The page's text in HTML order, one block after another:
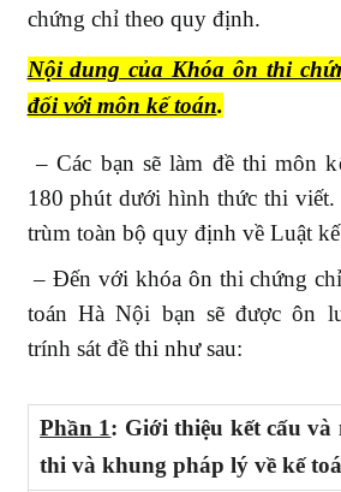
chứng chỉ theo quy định.
Nội dung của Khóa ôn thi
đối với môn kế toán.
– Các bạn sẽ làm đề thi môn
180 phút dưới hình thức thi viết.
trùm toàn bộ quy định về Luật
– Đến với khóa ôn thi chứng
toán Hà Nội bạn sẽ được ôn
trính sát đề thi như sau:
Phần 1: Giới thiệu kết cấu và
thi và khung pháp lý về kế